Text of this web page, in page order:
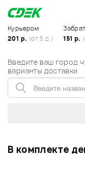
Курьером
201 р. (от 5 д.)
151 р.
Введите ваш город
варианты доставки
В комплекте